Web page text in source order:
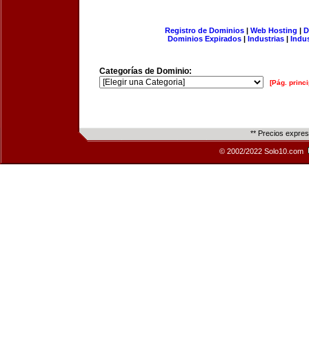
Registro de Dominios| Web Hosting |
Dominios Expirados | Industrias |
Categorías de Dominio:
[Pág.
** Precios
© 2002/2022 Solo10.com